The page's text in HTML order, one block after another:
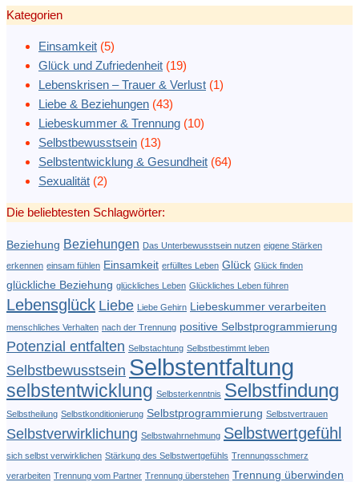
Kategorien
Einsamkeit (5)
Glück und Zufriedenheit (19)
Lebenskrisen – Trauer & Verlust (1)
Liebe & Beziehungen (43)
Liebeskummer & Trennung (10)
Selbstbewusstsein (13)
Selbstentwicklung & Gesundheit (64)
Sexualität (2)
Die beliebtesten Schlagwörter:
Beziehung Beziehungen Das Unterbewusstsein nutzen eigene Stärken
erkennen einsam fühlen Einsamkeit erfülltes Leben Glück Glück finden
glückliche Beziehung glückliches Leben Glückliches Leben führen
Lebensglück Liebe Liebe Gehirn Liebeskummer verarbeiten
menschliches Verhalten nach der Trennung positive Selbstprogrammierung
Potenzial entfalten Selbstachtung Selbstbestimmt leben
Selbstbewusstsein Selbstentfaltung
selbstentwicklung Selbsterkenntnis Selbstfindung
Selbstheilung Selbstkonditionierung Selbstprogrammierung Selbstvertrauen
Selbstverwirklichung Selbstwahrnehmung Selbstwertgefühl
sich selbst verwirklichen Stärkung des Selbstwertgefühls Trennungsschmerz
verarbeiten Trennung vom Partner Trennung überstehen Trennung überwinden